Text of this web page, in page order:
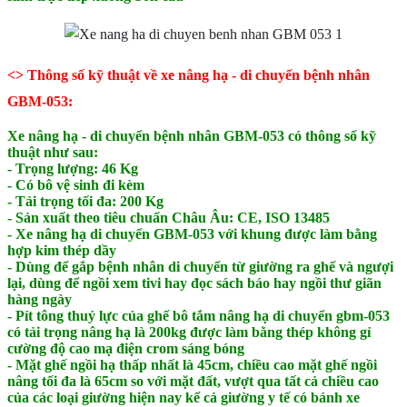
<> Thông số kỹ thuật về xe nâng hạ - di chuyển bệnh nhân
GBM-053:
Xe nâng hạ - di chuyển bệnh nhân GBM-053 có thông số kỹ
thuật như sau:
- Trọng lượng: 46 Kg
- Có bô vệ sinh đi kèm
- Tải trọng tối đa: 200 Kg
- Sản xuất theo tiêu chuẩn Châu Âu: CE, ISO 13485
- Xe nâng hạ di chuyển GBM-053 với khung được làm bằng
hợp kim thép dầy
- Dùng để gắp bệnh nhân di chuyển từ giường ra ghế và ngượi
lại, dùng để ngồi xem tivi hay đọc sách báo hay ngồi thư giãn
hàng ngày
- Pít tông thuỷ lực của ghế bô tắm nâng hạ di chuyển gbm-053
có tải trọng nâng hạ là 200kg được làm bằng thép không gỉ
cường độ cao mạ điện crom sáng bóng
- Mặt ghế ngồi hạ thấp nhất là 45cm, chiều cao mặt ghế ngồi
nâng tối đa là 65cm so với mặt đất, vượt qua tất cả chiều cao
của các loại giường hiện nay kể cả giường y tế có bánh xe